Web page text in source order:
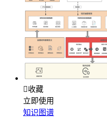
收藏
立即使用
知识图谱